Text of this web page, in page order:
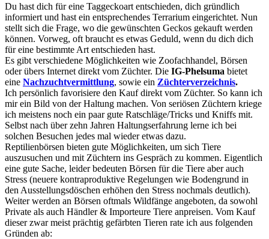
Du hast dich für eine Taggeckoart entschieden, dich gründlich
informiert und hast ein entsprechendes Terrarium eingerichtet. Nun
stellt sich die Frage, wo die gewünschten Geckos gekauft werden
können. Vorweg, oft braucht es etwas Geduld, wenn du dich dich
für eine bestimmte Art entschieden hast.
Es gibt verschiedene Möglichkeiten wie Zoofachhandel, Börsen
oder übers Internet direkt vom Züchter. Die IG-Phelsuma bietet
eine Nachzuchtvermittlung, sowie ein Züchterverzeichnis.
Ich persönlich favorisiere den Kauf direkt vom Züchter. So kann ich
mir ein Bild von der Haltung machen. Von seriösen Züchtern kriege
ich meistens noch ein paar gute Ratschläge/Tricks und Kniffs mit.
Selbst nach über zehn Jahren Haltungserfahrung lerne ich bei
solchen Besuchen jedes mal wieder etwas dazu.
Reptilienbörsen bieten gute Möglichkeiten, um sich Tiere
auszusuchen und mit Züchtern ins Gespräch zu kommen. Eigentlich
eine gute Sache, leider bedeuten Börsen für die Tiere aber auch
Stress (neuere kontraproduktive Regelungen wie Bodengrund in
den Ausstellungsdöschen erhöhen den Stress nochmals deutlich).
Weiter werden an Börsen oftmals Wildfänge angeboten, da sowohl
Private als auch Händler & Importeure Tiere anpreisen. Vom Kauf
dieser zwar meist prächtig gefärbten Tieren rate ich aus folgenden
Gründen ab: